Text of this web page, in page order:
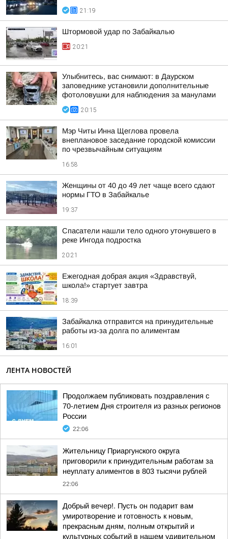
21:19
Штормовой удар по Забайкалью
20:21
Улыбнитесь, вас снимают: в Даурском
заповеднике установили дополнительные
фотоловушки для наблюдения за манулами
20:15
Мэр Читы Инна Щеглова провела
внеплановое заседание городской комиссии
по чрезвычайным ситуациям
16:58
Женщины от 40 до 49 лет чаще всего сдают
нормы ГТО в Забайкалье
19:37
Спасатели нашли тело одного утонувшего в
реке Ингода подростка
20:21
Ежегодная добрая акция «Здравствуй,
школа!» стартует завтра
18:39
Забайкалка отправится на принудительные
работы из-за долга по алиментам
16:01
ЛЕНТА НОВОСТЕЙ
Продолжаем публиковать поздравления с
70-летием Дня строителя из разных регионов
России
22:06
Жительницу Приаргунского округа
приговорили к принудительным работам за
неуплату алиментов в 803 тысячи рублей
22:06
Добрый вечер!. Пусть он подарит вам
умиротворение и готовность к новым,
прекрасным дням, полным открытий и
культурных событий в нашем удивительном